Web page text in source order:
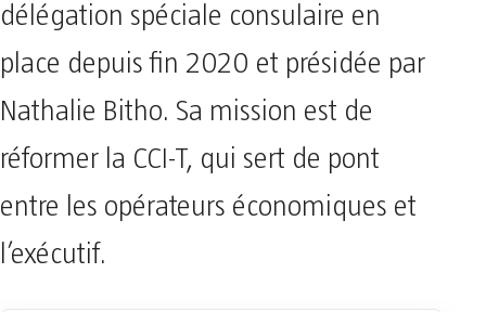
délégation spéciale consulaire en
place depuis fin 2020 et présidée par
Nathalie Bitho. Sa mission est de
réformer la CCI-T, qui sert de pont
entre les opérateurs économiques et
l’exécutif.